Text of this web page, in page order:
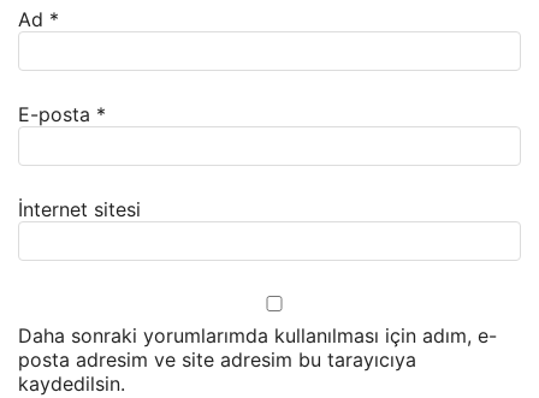
Ad *
E-posta *
İnternet sitesi
Daha sonraki yorumlarımda kullanılması için adım, e-
posta adresim ve site adresim bu tarayıcıya
kaydedilsin.